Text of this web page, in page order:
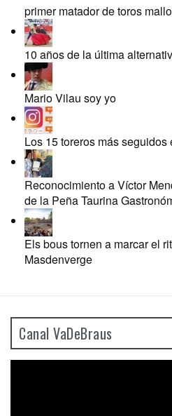
primer matador de toros
10 años de la última
Mario Vilau soy yo
Los 15 toreros más seguidos
Reconocimiento a Víctor
de la Peña Taurina
Els bous tornen a marcar el
Masdenverge
Canal VaDeBraus